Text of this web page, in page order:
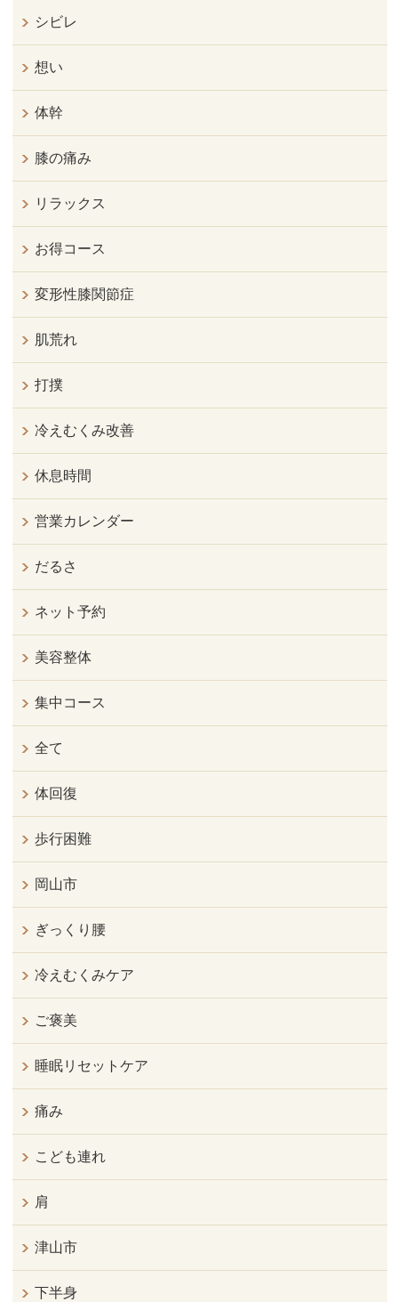
シビレ
想い
体幹
膝の痛み
リラックス
お得コース
変形性膝関節症
肌荒れ
打撲
冷えむくみ改善
休息時間
営業カレンダー
だるさ
ネット予約
美容整体
集中コース
全て
体回復
歩行困難
岡山市
ぎっくり腰
冷えむくみケア
ご褒美
睡眠リセットケア
痛み
こども連れ
肩
津山市
下半身